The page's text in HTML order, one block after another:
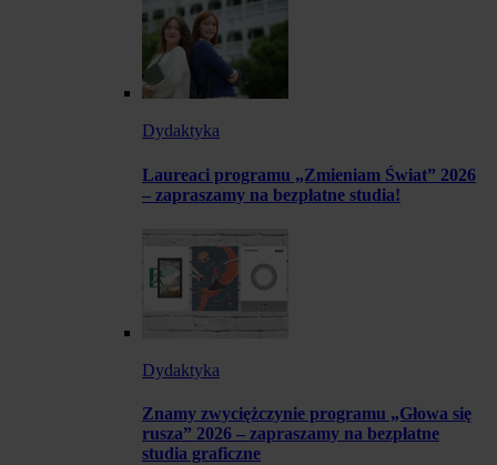
Dydaktyka
Laureaci programu „Zmieniam Świat” 2026
– zapraszamy na bezpłatne studia!
Dydaktyka
Znamy zwyciężczynie programu „Głowa się
rusza” 2026 – zapraszamy na bezpłatne
studia graficzne